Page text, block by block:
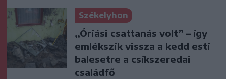
Székelyhon
„Óriási csattanás volt” – így
emlékszik vissza a kedd esti
balesetre a csíkszeredai
családfő